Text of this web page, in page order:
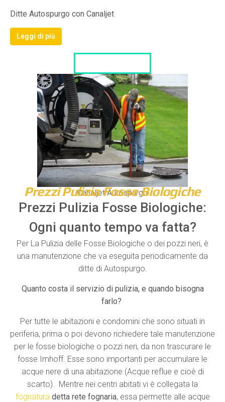
Ditte Autospurgo con Canaljet
Leggi di più
Canaljet Autospurgo
Prezzi Pulizia Fosse Biologiche
Prezzi Pulizia Fosse Biologiche:
Ogni quanto tempo va fatta?
Per La Pulizia delle Fosse Biologiche o dei pozzi neri, è
una manutenzione che va eseguita periodicamente da
ditte di Autospurgo.
Quanto costa il servizio di pulizia, e quando bisogna
farlo?
Per tutte le abitazioni e condomini che sono situati in
periferia, prima o poi devono richiedere tale manutenzione
per le fosse biologiche o pozzi neri, da non trascurare le
fosse Imhoff. Esse sono importanti per accumulare le
acque nere di una abitazione (Acque reflue e cioè di
scarto). Mentre nei centri abitati vi è collegata la
fognatura detta rete fognaria, essa permette alle acque